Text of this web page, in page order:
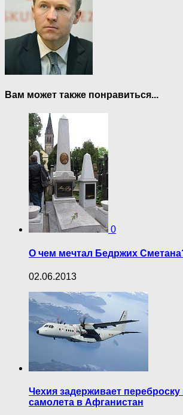
Вам может также понравиться...
0
О чем мечтал Бедржих
02.06.2013
Чехия задерживает переброску
самолета в Афганистан